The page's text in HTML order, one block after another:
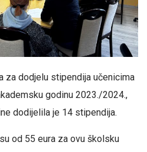
za dodjelu stipendija učenicima
godinu 2023./2024.,
dodijelila je 14 stipendija.
od 55 eura za ovu školsku